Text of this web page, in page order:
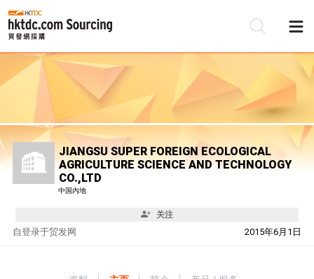
JIANGSU SUPER FOREIGN ECOLOGICAL
AGRICULTURE SCIENCE AND TECHNOLOGY
CO.,LTD
中国内地
关注
自 2015年6月1日
登录于贸发网